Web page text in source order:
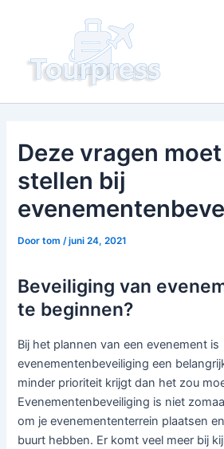
inhoud
Deze vragen
stellen bij
Doortom/juni 24, 2021
Beveiliging van
te beginnen?
Bij het plannen van een evenement is
evenementenbeveiliging een
minder prioriteit krijgt dan het zou
Evenementenbeveiliging is niet
om je evenemententerrein plaatsen
buurt hebben. Er komt veel meer bij